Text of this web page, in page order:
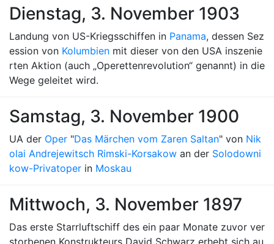
Dienstag, 3. November 1903
Landung von US-Kriegsschiffen in Panama, dessen Sez
ession von Kolumbien mit dieser von den USA inszenie
rten Aktion (auch „Operettenrevolution“ genannt) in die
Wege geleitet wird.
Samstag, 3. November 1900
UA der Oper "Das Märchen vom Zaren Saltan" von Nik
olai Andrejewitsch Rimski-Korsakow an der Solodowni
kow-Privatoper in Moskau
Mittwoch, 3. November 1897
Das erste Starrluftschiff des ein paar Monate zuvor ver
storbenen Konstrukteurs David Schwarz erhebt sich au